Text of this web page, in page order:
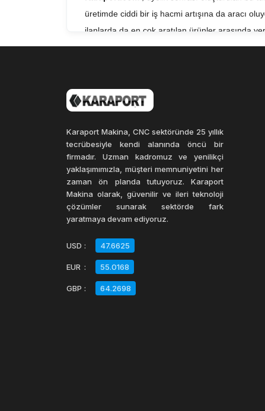
üretimde ciddi bir iş hacmi artışına da aracı
ilanlarda da en çok aratılan ürünler arasında yer
Enjeksiyon makina fiyatları
teknolojik özellikler, marka ve üretici firma gibi
geniş bir aralıkta olabilir.
Enjeksiyon pvc kauçukkategorisi altında 2.el,
Enjeksiyon PVC ve kauçuk makineleri,
makineler, PVC ve kauçuğun yanı sıra diğer
Enjeksiyon PVC ve kauçuk makineleri,
granüller ısıtılır ve sıvılaştırılır. Ardından,
Enjeksiyon PVC ve kauçuk makineleri,
idealdir. Ayrıca, ürünlerin mükemmel yüzey
Enjeksiyon PVC ve kauçuk makineleri, birçok
işletme maliyetleri bulunur. Bu makineler,
Karaport Makina, CNC sektöründe 25 yıllık
tecrübesiyle kendi alanında öncü bir
firmadır. Uzman kadromuz ve yenilikçi
yaklaşımımızla, müşteri memnuniyetini her
zaman ön planda tutuyoruz. Karaport
Makina olarak, güvenilir ve ileri teknoloji
çözümler sunarak sektörde fark
yaratmaya devam ediyoruz.
USD : 47.6625
EUR : 55.0168
GBP : 64.2698